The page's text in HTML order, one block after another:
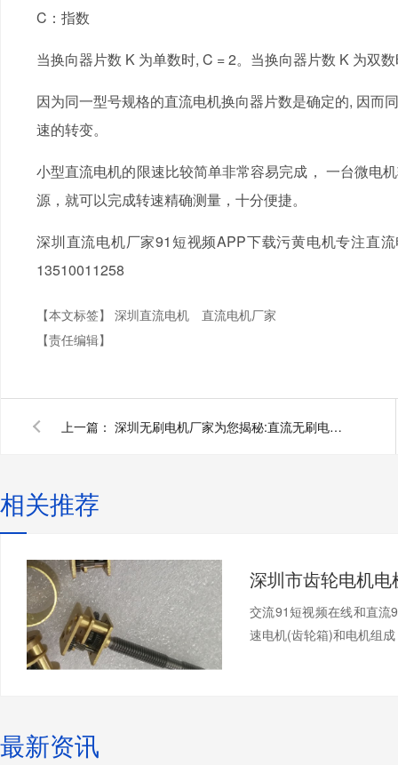
C：指数
当换向器片数 K 为单数时, C = 2。当换向器片数 K 为双
因为同一型号规格的直流电机换向器片数是确定的, 因而
速的转变。
小型直流电机的限速比较简单非常容易完成， 一台微电
源，就可以完成转速精确测量，十分便捷。
深圳直流电机厂家91短视频APP下载污黄电机专注直
13510011258
【本文标签】 深圳直流电机
直流电机厂家
【责任编辑】
上一篇： 深圳无刷电机厂家为您揭秘:直流无刷电机原理及控制器的检修
相关推荐
交流91短视频在线和直流
速电机(齿轮箱)和电机组
最新资讯